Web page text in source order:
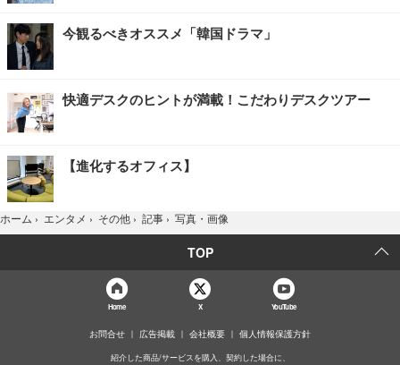
今観るべきオススメ「韓国ドラマ」
快適デスクのヒントが満載！こだわりデスクツアー
【進化するオフィス】
ホーム › エンタメ › その他 › 記事 › 写真・画像
TOP
Home X YouTube
お問合せ 広告掲載 会社概要 個人情報保護方針
紹介した商品/サービスを購入、契約した場合に、